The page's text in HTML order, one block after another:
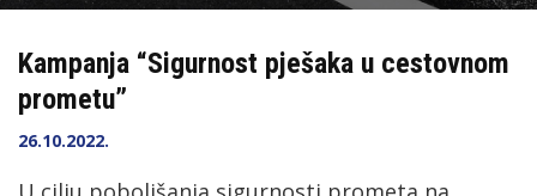
Kampanja “Sigurnost pješaka u cestovnom
prometu”
26.10.2022.